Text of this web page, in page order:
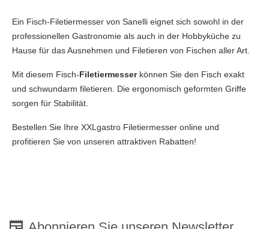
Ein Fisch-Filetiermesser von Sanelli eignet sich sowohl in der
professionellen Gastronomie als auch in der Hobbyküche zu
Hause für das Ausnehmen und Filetieren von Fischen aller Art.
Mit diesem Fisch-Filetiermesser können Sie den Fisch exakt
und schwundarm filetieren. Die ergonomisch geformten Griffe
sorgen für Stabilität.
Bestellen Sie Ihre XXLgastro Filetiermesser online und
profitieren Sie von unseren attraktiven Rabatten!